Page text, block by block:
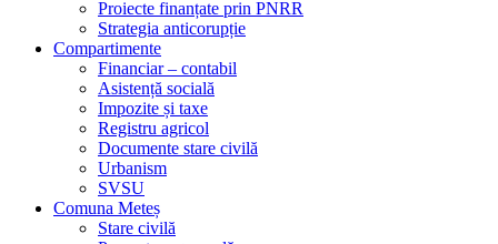
Proiecte finanțate prin PNRR
Strategia anticorupție
Compartimente
Financiar – contabil
Asistență socială
Impozite și taxe
Registru agricol
Documente stare civilă
Urbanism
SVSU
Comuna Meteș
Stare civilă